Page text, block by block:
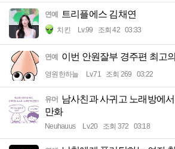
연예 트리플에스 김채연
치킨 Lv.99 조회 42 03:33
연예 이번 안원잘부 경주편 최고
영원한하늘 Lv.71 조회 269 03:22
유머 남사친과 사귀고 노래방에
만화
Neuhauus Lv.20 조회 372 03:18